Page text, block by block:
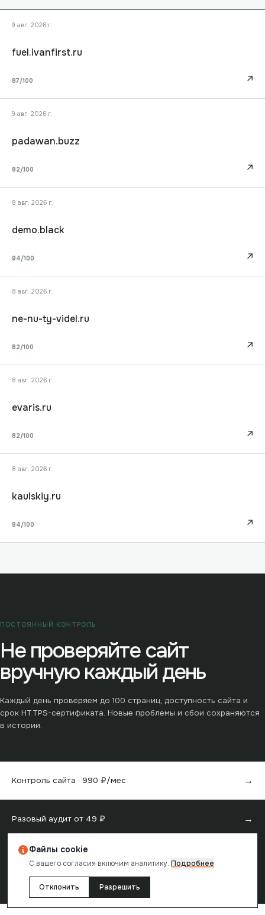
9 авг. 2026 г.
fuel.ivanfirst.ru
87/100 ↗
9 авг. 2026 г.
padawan.buzz
82/100 ↗
8 авг. 2026 г.
demo.black
94/100 ↗
8 авг. 2026 г.
ne-nu-ty-videl.ru
82/100 ↗
8 авг. 2026 г.
evaris.ru
82/100 ↗
8 авг. 2026 г.
kaulskiy.ru
84/100 ↗
ПОСТОЯННЫЙ КОНТРОЛЬ
Не проверяйте сайт
вручную каждый день
Каждый день проверяем до 100 страниц, доступность сайта и
срок HTTPS-сертификата. Новые проблемы и сбои сохраняются
в истории.
Контроль сайта · 990 ₽/мес →
Разовый аудит от 49 ₽ →
Отчёт создан в reChecker· проверка одной страницы бесплатна
Файлы cookie
С вашего согласия включим аналитику. Подробнее
Отклонить Разрешить